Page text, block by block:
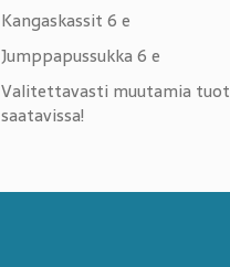
Kangaskassit 6 e
Jumppapussukka 6 e
Valitettavasti muutamia
saatavissa!